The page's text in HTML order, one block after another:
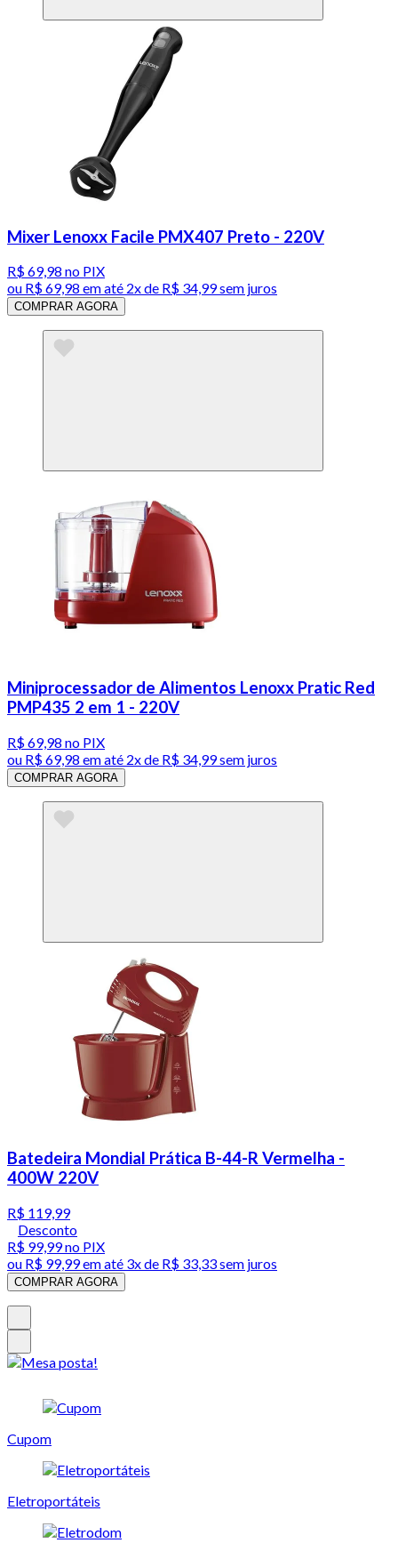
Mixer Lenoxx Facile PMX407 Preto - 220V
R$ 69,98 no PIX
ou R$ 69,98 em até 2x de R$ 34,99 sem juros
COMPRAR AGORA
Miniprocessador de Alimentos Lenoxx Pratic Red
PMP435 2 em 1 - 220V
R$ 69,98 no PIX
ou R$ 69,98 em até 2x de R$ 34,99 sem juros
COMPRAR AGORA
Batedeira Mondial Prática B-44-R Vermelha -
400W 220V
R$ 119,99
Desconto
R$ 99,99no PIX
ou R$ 99,99em até 3x de R$ 33,33 sem juros
COMPRAR AGORA
Cupom
Eletroportáteis